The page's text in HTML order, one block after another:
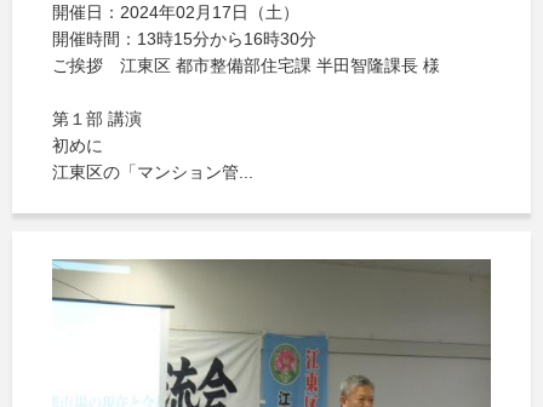
開催日：2024年02月17日（土）
開催時間：13時15分から16時30分
ご挨拶 江東区 都市整備部住宅課 半田智隆課長 様
第１部 講演
初めに
江東区の「マンション管...